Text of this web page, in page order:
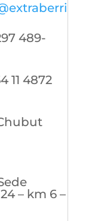
489-
11 4872
– km 6 –